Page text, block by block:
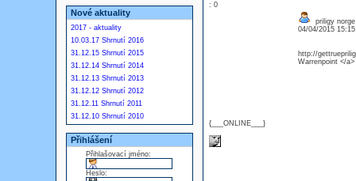
Nové aktuality
2017 - aktuality
10.03.17 Shrnutí 2016
31.12.15 Shrnutí 2015
31.12.14 Shrnutí 2014
31.12.13 Shrnutí 2013
31.12.12 Shrnutí 2012
31.12.11 Shrnutí 2011
31.12.10 Shrnutí 2010
Přihlášení
Přihlašovací jméno:
Heslo:
: 0
{___ONLINE___}
priligy
04/04/2015
http://
Warrenpoint </a>